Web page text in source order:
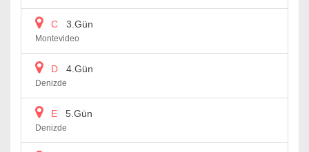
C 3.Gün
Montevideo
D 4.Gün
Denizde
E 5.Gün
Denizde